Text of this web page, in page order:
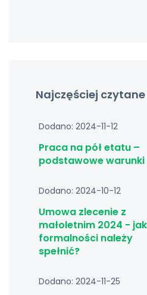
Najczęściej czytane
Dodano: 2024-11-12
Praca na pół etatu –
podstawowe warunki
Dodano: 2024-10-12
Umowa zlecenie z
małoletnim 2024 -
formalności należy
spełnić?
Dodano: 2024-11-25